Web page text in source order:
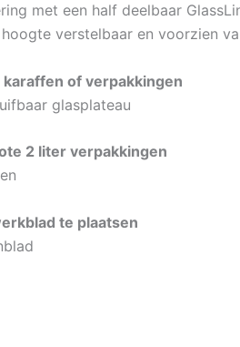
met een half deelbaar
verstelbaar en voorzien
of verpakkingen
glasplateau
2 liter verpakkingen
te plaatsen